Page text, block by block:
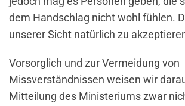
dem Handschlag nicht wohl fühlen.
unserer Sicht natürlich zu
Vorsorglich und zur Vermeidung von
Missverständnissen weisen wir
Mitteilung des Ministeriums zwar